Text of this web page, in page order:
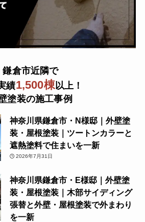
鎌倉市近隣で
績1,500棟以上！
塗装の施工事例
神奈川県鎌倉市・N様邸｜外壁塗
装・屋根塗装｜ツートンカラーと
遮熱塗料で住まいを一新
2026年7月31日
神奈川県鎌倉市・E様邸｜外壁塗
装・屋根塗装｜木部サイディング
張替と外壁・屋根塗装で外まわり
を一新